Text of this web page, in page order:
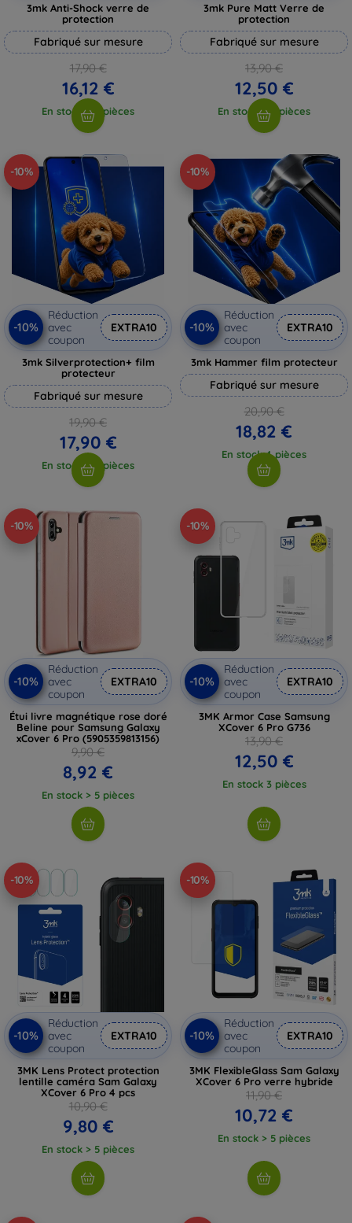
3mk Anti-Shock verre de
protection
Fabriqué sur mesure
17,90 €
16,12 €
En stock > 5 pièces
3mk Pure Matt Verre de
protection
Fabriqué sur mesure
13,90 €
12,50 €
En stock > 5 pièces
-10%
-10%
Réduction
avec
coupon
EXTRA10
3mk Silverprotection+ film
protecteur
Fabriqué sur mesure
19,90 €
17,90 €
En stock > 5 pièces
-10%
-10%
Réduction
avec
coupon
EXTRA10
3mk Hammer film protecteur
Fabriqué sur mesure
20,90 €
18,82 €
En stock 4 pièces
-10%
-10%
Réduction
avec
coupon
EXTRA10
Étui livre magnétique rose doré
Beline pour Samsung Galaxy
xCover 6 Pro (5905359813156)
9,90 €
8,92 €
En stock > 5 pièces
-10%
-10%
Réduction
avec
coupon
EXTRA10
3MK Armor Case Samsung
XCover 6 Pro G736
13,90 €
12,50 €
En stock 3 pièces
-10%
-10%
Réduction
avec
coupon
EXTRA10
3MK Lens Protect protection
lentille caméra Sam Galaxy
XCover 6 Pro 4 pcs
10,90 €
9,80 €
En stock > 5 pièces
-10%
-10%
Réduction
avec
coupon
EXTRA10
3MK FlexibleGlass Sam Galaxy
XCover 6 Pro verre hybride
11,90 €
10,72 €
En stock > 5 pièces